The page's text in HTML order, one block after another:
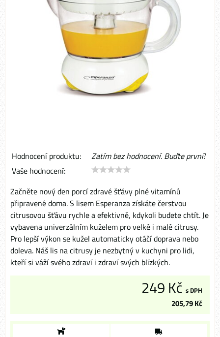
Hodnocení produktu:
Zatím bez hodnocení. Buďte první!
Vaše hodnocení:
Začněte nový den porcí zdravé šťávy plné vitamínů
připravené doma. S lisem Esperanza získáte čerstvou
citrusovou šťávu rychle a efektivně, kdykoli budete chtít. Je
vybavena univerzálním kuželem pro velké i malé citrusy.
Pro lepší výkon se kužel automaticky otáčí doprava nebo
doleva. Náš lis na citrusy je nezbytný v kuchyni pro lidi,
kteří si váží svého zdraví i zdraví svých blízkých.
249 Kč s DPH
205,79 Kč